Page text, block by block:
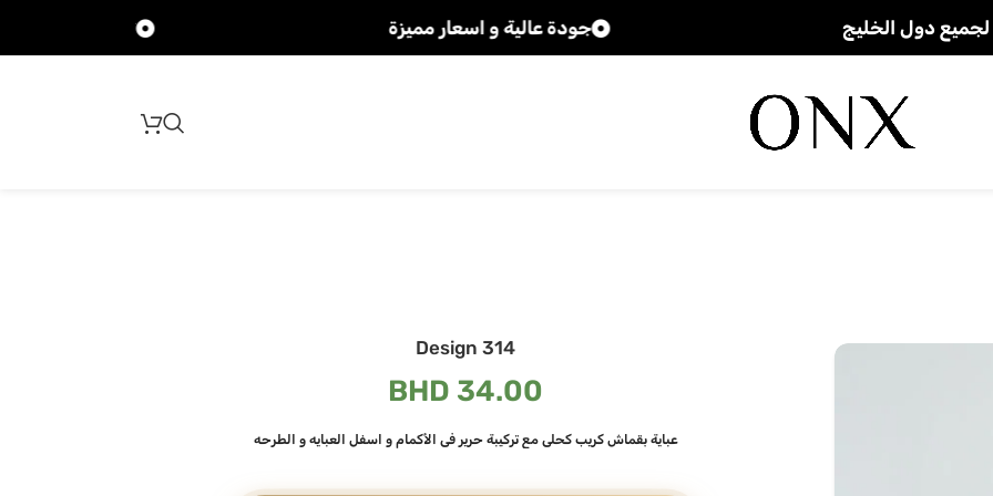
تجهيز سريع للطلبات جودة عالية و اسعار مميزة
Design 314
BHD 34.00
عباية بقماش كريب كحلي مع تركيبة حرير في الأكمام و اسفل العبايه و الطرحه